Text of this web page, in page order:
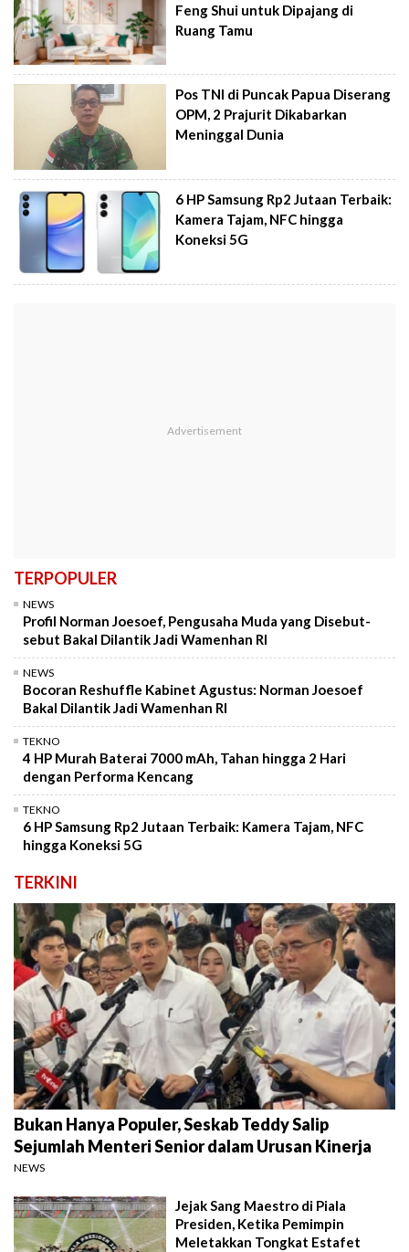
Feng Shui untuk Dipajang di
Ruang Tamu
Pos TNI di Puncak Papua Diserang
OPM, 2 Prajurit Dikabarkan
Meninggal Dunia
6 HP Samsung Rp2 Jutaan Terbaik:
Kamera Tajam, NFC hingga
Koneksi 5G
TERPOPULER
NEWS
Profil Norman Joesoef, Pengusaha Muda yang Disebut-
sebut Bakal Dilantik Jadi Wamenhan RI
NEWS
Bocoran Reshuffle Kabinet Agustus: Norman Joesoef
Bakal Dilantik Jadi Wamenhan RI
TEKNO
4 HP Murah Baterai 7000 mAh, Tahan hingga 2 Hari
dengan Performa Kencang
TEKNO
6 HP Samsung Rp2 Jutaan Terbaik: Kamera Tajam, NFC
hingga Koneksi 5G
TERKINI
Bukan Hanya Populer, Seskab Teddy Salip
Sejumlah Menteri Senior dalam Urusan Kinerja
NEWS
Jejak Sang Maestro di Piala
Presiden, Ketika Pemimpin
Meletakkan Tongkat Estafet